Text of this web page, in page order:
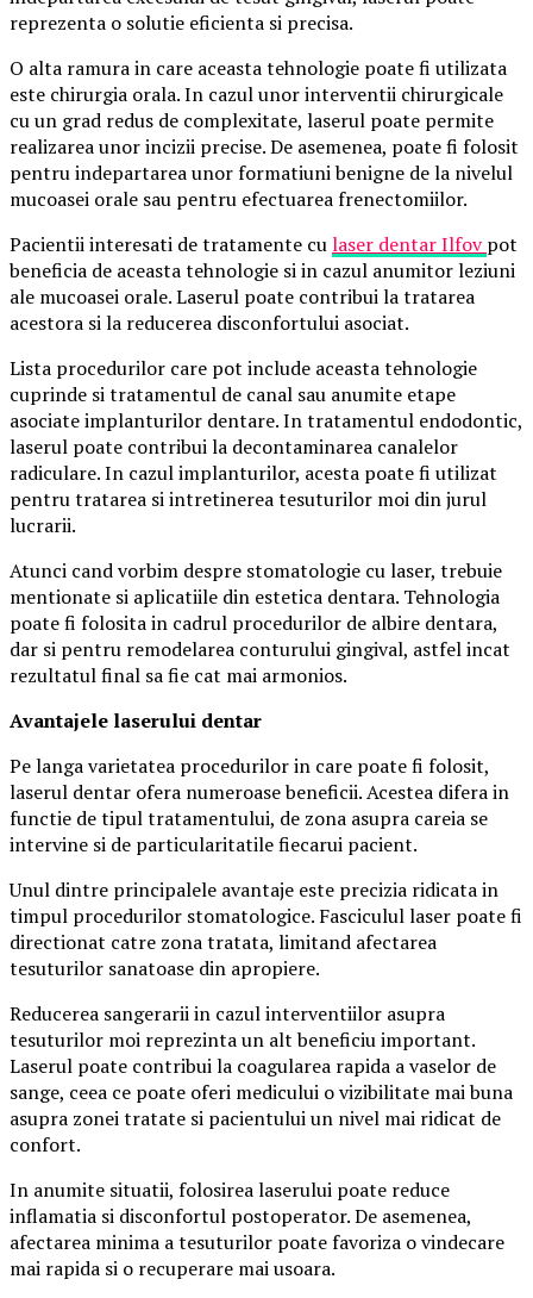
reprezenta o solutie eficienta si precisa.
O alta ramura in care aceasta tehnologie poate fi utilizata
este chirurgia orala. In cazul unor interventii chirurgicale
cu un grad redus de complexitate, laserul poate permite
realizarea unor incizii precise. De asemenea, poate fi folosit
pentru indepartarea unor formatiuni benigne de la nivelul
mucoasei orale sau pentru efectuarea frenectomiilor.
Pacientii interesati de tratamente culaser dentar Ilfovpot
beneficia de aceasta tehnologie si in cazul anumitor leziuni
ale mucoasei orale. Laserul poate contribui la tratarea
acestora si la reducerea disconfortului asociat.
Lista procedurilor care pot include aceasta tehnologie
cuprinde si tratamentul de canal sau anumite etape
asociate implanturilor dentare. In tratamentul endodontic,
laserul poate contribui la decontaminarea canalelor
radiculare. In cazul implanturilor, acesta poate fi utilizat
pentru tratarea si intretinerea tesuturilor moi din jurul
lucrarii.
Atunci cand vorbim despre stomatologie cu laser, trebuie
mentionate si aplicatiile din estetica dentara. Tehnologia
poate fi folosita in cadrul procedurilor de albire dentara,
dar si pentru remodelarea conturului gingival, astfel incat
rezultatul final sa fie cat mai armonios.
Avantajele laserului dentar
Pe langa varietatea procedurilor in care poate fi folosit,
laserul dentar ofera numeroase beneficii. Acestea difera in
functie de tipul tratamentului, de zona asupra careia se
intervine si de particularitatile fiecarui pacient.
Unul dintre principalele avantaje este precizia ridicata in
timpul procedurilor stomatologice. Fasciculul laser poate fi
directionat catre zona tratata, limitand afectarea
tesuturilor sanatoase din apropiere.
Reducerea sangerarii in cazul interventiilor asupra
tesuturilor moi reprezinta un alt beneficiu important.
Laserul poate contribui la coagularea rapida a vaselor de
sange, ceea ce poate oferi medicului o vizibilitate mai buna
asupra zonei tratate si pacientului un nivel mai ridicat de
confort.
In anumite situatii, folosirea laserului poate reduce
inflamatia si disconfortul postoperator. De asemenea,
afectarea minima a tesuturilor poate favoriza o vindecare
mai rapida si o recuperare mai usoara.